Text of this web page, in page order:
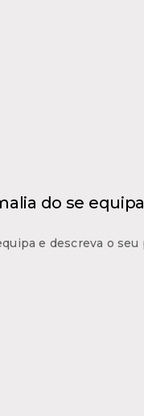
do se
e descreva o seu